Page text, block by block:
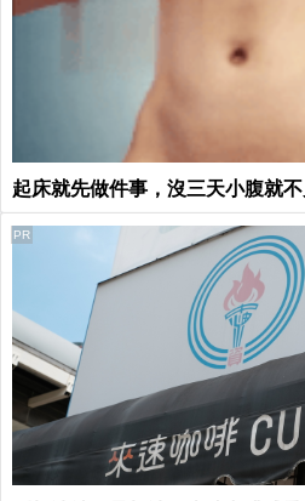
起床就先做件事，沒三天小腹就
PR